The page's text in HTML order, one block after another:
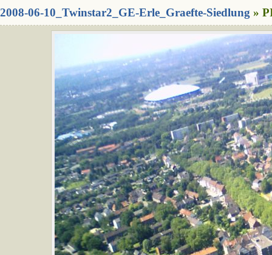
2008-06-10_Twinstar2_GE-Erle_Graefte-Siedlung »